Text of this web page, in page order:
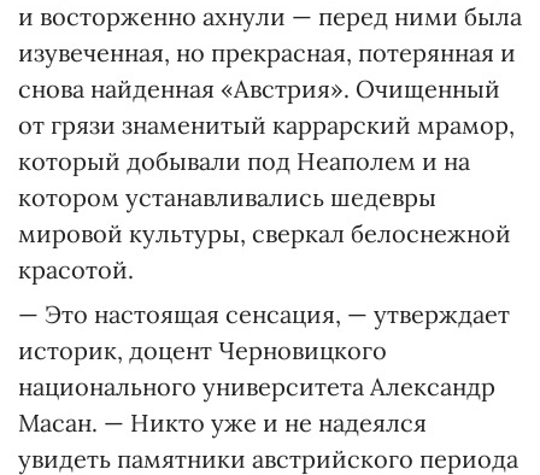
и восторженно ахнули — перед ними была
изувеченная, но прекрасная, потерянная и
снова найденная «Австрия». Очищенный
от грязи знаменитый каррарский мрамор,
который добывали под Неаполем и на
котором устанавливались шедевры
мировой культуры, сверкал белоснежной
красотой.
— Это настоящая сенсация, — утверждает
историк, доцент Черновицкого
национального университета Александр
Масан. — Никто уже и не надеялся
увидеть памятники австрийского периода